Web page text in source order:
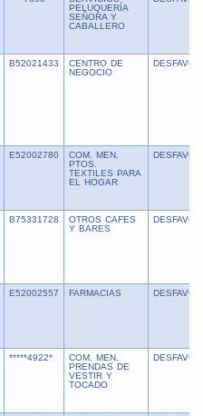
PELUQUERÍA
SEÑORA Y
CABALLERO
B52021433
CENTRO DE
NEGOCIO
E52002780
COM. MEN.
PTOS.
TEXTILES PARA
EL HOGAR
B75331728
OTROS CAFES
Y BARES
E52002557 FARMACIAS
*****4922*
COM. MEN.
PRENDAS DE
VESTIR Y
TOCADO